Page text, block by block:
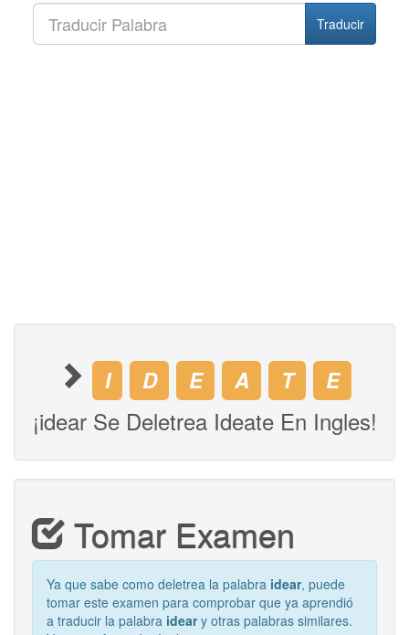
Traducir
I D E A T E
¡idear Se Deletrea Ideate En Ingles!
Tomar Examen
Ya que sabe como deletrea la palabra idear, puede
tomar este examen para comprobar que ya aprendió
a traducir la palabra ideary otras palabras similares.